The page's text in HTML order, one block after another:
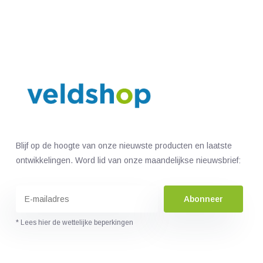
Blijf op de hoogte van onze nieuwste producten en laatste
ontwikkelingen. Word lid van onze maandelijkse nieuwsbrief:
Abonneer
* Lees hier de wettelijke beperkingen